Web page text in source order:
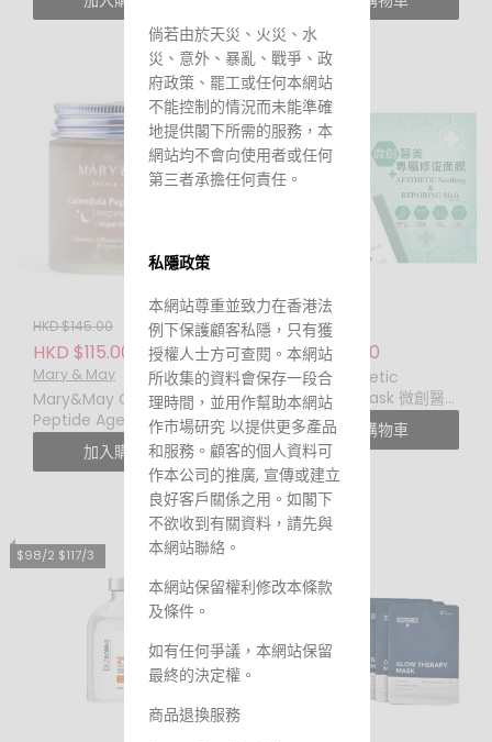
胺維他命C亮白面膜 (一盒
Mask 頂級艾地苯黑莓複
合精華面膜 (一盒 20 片)
HKD $145.00
HKD $115.00
Mary & May
Mary&May Calendula
Peptide Ageless
Sleeping Mask 110G 金盞
花勝肽無齡晚安面膜
加入購物車
HKD $125.00
HKD $85.00
VITAL Aesthetic
repairing mask 微創醫
美專屬修復面膜
加入購物車
$98/2 $117/3
倘若由於天災、火災、水
災、意外、暴亂、戰爭、政
府政策、罷工或任何本網站
不能控制的情況而未能準確
地提供閣下所需的服務，本
網站均不會向使用者或任何
第三者承擔任何責任。
私隱政策
本網站尊重並致力在香港法
例下保護顧客私隱，只有獲
授權人士方可查閱。本網站
所收集的資料會保存一段合
理時間，並用作幫助本網站
作市場研究 以提供更多產品
和服務。顧客的個人資料可
作本公司的推廣, 宣傳或建立
良好客戶關係之用。如閣下
不欲收到有關資料，請先與
本網站聯絡。
本網站保留權利修改本條款
及條件。
如有任何爭議，本網站保留
最終的決定權。
商品退換服務